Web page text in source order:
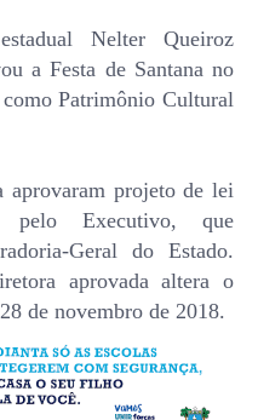
Nelter Queiroz
a Festa de Santana no
Patrimônio Cultural
aprovaram projeto de lei
pelo Executivo, que
Geral do Estado.
aprovada altera o
de novembro de 2018.